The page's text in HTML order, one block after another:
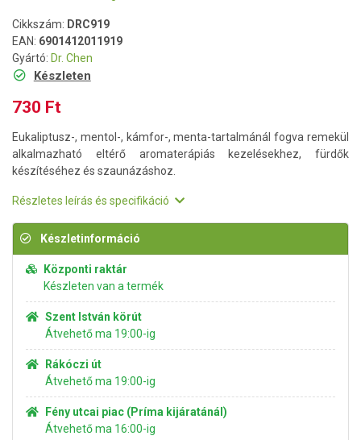
Cikkszám: DRC919
EAN: 6901412011919
Gyártó: Dr. Chen
Készleten
730 Ft
Eukaliptusz-, mentol-, kámfor-, menta-tartalmánál fogva remekül
alkalmazható eltérő aromaterápiás kezelésekhez, fürdők
készítéséhez és szaunázáshoz.
Részletes leírás és specifikáció
Készletinformáció
Központi raktár
Készleten van a termék
Szent István körút
Átvehető ma 19:00-ig
Rákóczi út
Átvehető ma 19:00-ig
Fény utcai piac (Príma kijáratánál)
Átvehető ma 16:00-ig